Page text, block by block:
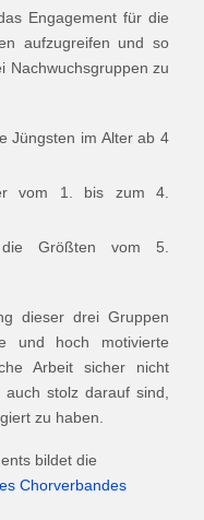
Engagement für die
aufzugreifen und so
Nachwuchsgruppen zu
Jüngsten im Alter ab 4
vom 1. bis zum 4.
Größten vom 5.
dieser drei Gruppen
und hoch motivierte
Arbeit sicher nicht
stolz darauf sind,
zu haben.
bildet die
Chorverbandes